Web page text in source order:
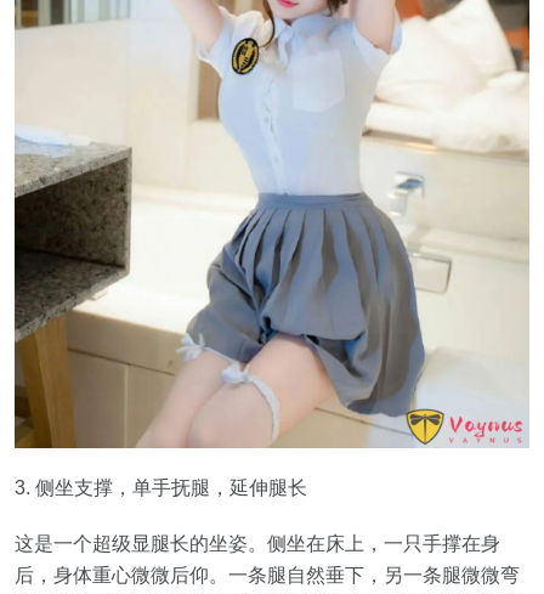
3. 侧坐支撑，单手抚腿，延伸腿长
这是一个超级显腿长的坐姿。侧坐在床上，一只手撑在身
后，身体重心微微后仰。一条腿自然垂下，另一条腿微微弯